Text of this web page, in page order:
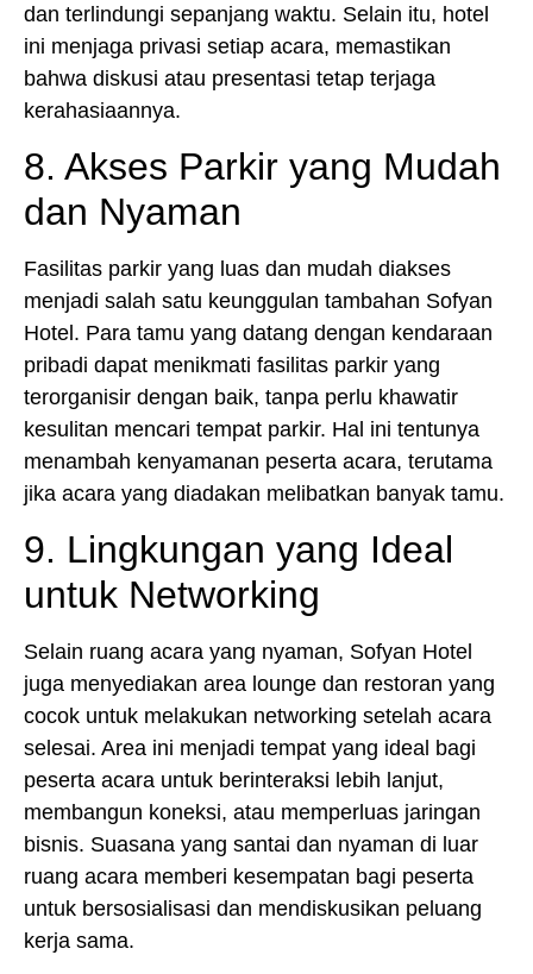
dan terlindungi sepanjang waktu. Selain itu, hotel
ini menjaga privasi setiap acara, memastikan
bahwa diskusi atau presentasi tetap terjaga
kerahasiaannya.
8. Akses Parkir yang Mudah
dan Nyaman
Fasilitas parkir yang luas dan mudah diakses
menjadi salah satu keunggulan tambahan Sofyan
Hotel. Para tamu yang datang dengan kendaraan
pribadi dapat menikmati fasilitas parkir yang
terorganisir dengan baik, tanpa perlu khawatir
kesulitan mencari tempat parkir. Hal ini tentunya
menambah kenyamanan peserta acara, terutama
jika acara yang diadakan melibatkan banyak tamu.
9. Lingkungan yang Ideal
untuk Networking
Selain ruang acara yang nyaman, Sofyan Hotel
juga menyediakan area lounge dan restoran yang
cocok untuk melakukan networking setelah acara
selesai. Area ini menjadi tempat yang ideal bagi
peserta acara untuk berinteraksi lebih lanjut,
membangun koneksi, atau memperluas jaringan
bisnis. Suasana yang santai dan nyaman di luar
ruang acara memberi kesempatan bagi peserta
untuk bersosialisasi dan mendiskusikan peluang
kerja sama.